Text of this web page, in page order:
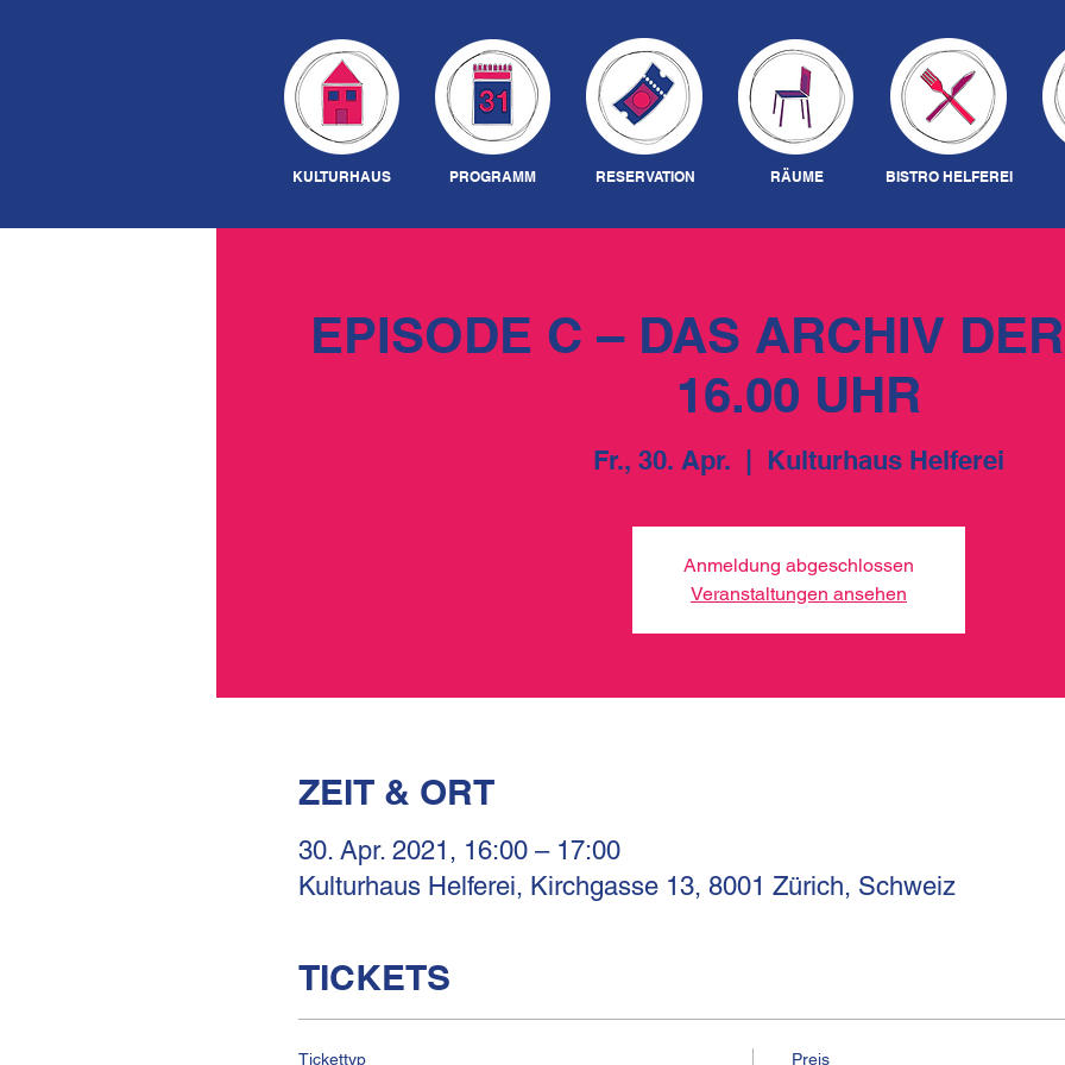
EPISODE C – DAS ARCHIV DER
16.00 UHR
Fr., 30. Apr.
  |
Kulturhaus Helferei
Anmeldung abgeschlossen
Veranstaltungen ansehen
ZEIT & ORT
30. Apr. 2021, 16:00 – 17:00
Kulturhaus Helferei, Kirchgasse 13, 8001 Zürich, Schweiz
TICKETS
Tickettyp Preis
KULTURHAUS PROGRAMM RESERVATION RÄUME BISTRO HELFEREI